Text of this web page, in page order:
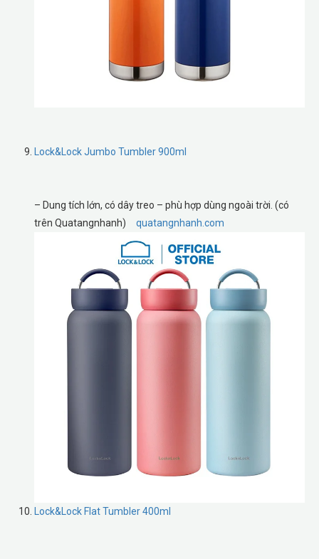
Lock&Lock Jumbo Tumbler 900ml
– Dung tích lớn, có dây treo – phù hợp dùng ngoài trời. (có
trên Quatangnhanh)
quatangnhanh.com
Lock&Lock Flat Tumbler 400ml